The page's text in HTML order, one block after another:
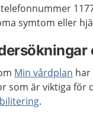
telefonnummer
symtom eller
Min vårdplan har
som är viktiga för
.